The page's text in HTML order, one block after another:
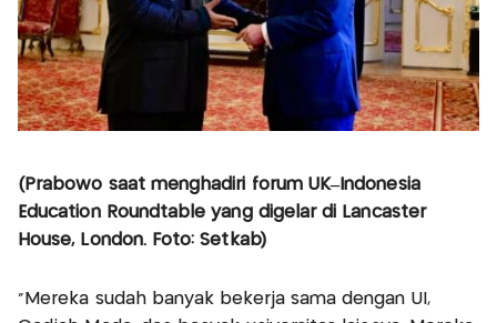
(Prabowo saat menghadiri forum UK–Indonesia
Education Roundtable yang digelar di Lancaster
House, London. Foto: Setkab)
"Mereka sudah banyak bekerja sama dengan UI,